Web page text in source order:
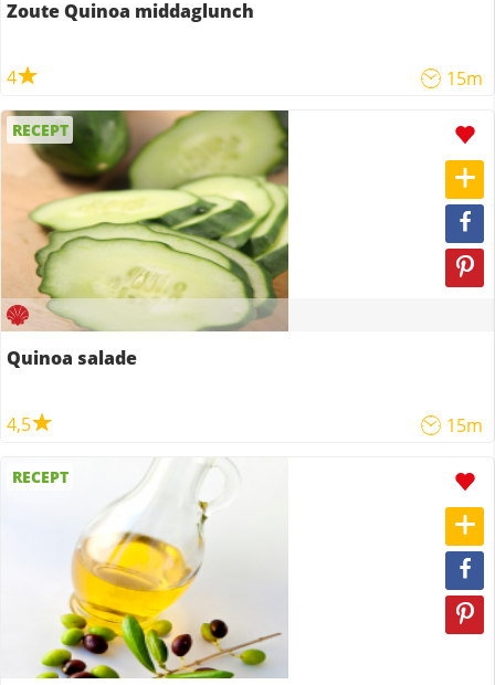
Zoute Quinoa middaglunch
4 15m
RECEPT
Quinoa salade
4,5 15m
RECEPT